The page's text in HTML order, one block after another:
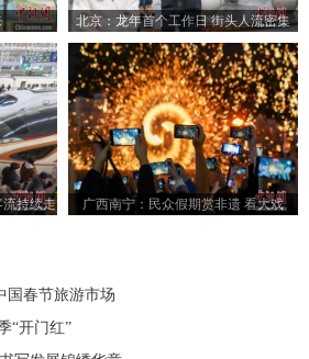
北京：龙年首个工作日 街头人流密集
流持续走
广西南宁：民众假期赏非遗 看大戏
国春节旅游市场
“开门红”